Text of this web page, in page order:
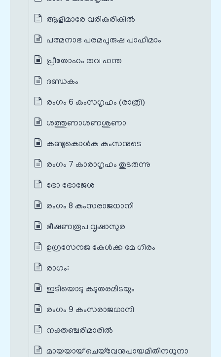
ആളിമാരേ വരികരികിൽ
പത്മനാഭ പരമപുരുഷ പാഹിമാം
പ്രീതോഹം തവ ഹന്ത
ദണ്ഡകം
രംഗം 6 കംസഗൃഹം (രാത്രി)
ശത്തുണാശണശുണാ
കണ്ടുകൊൾക കംസനുടെ
രംഗം 7 കാരാഗൃഹം തുടരുന്നു
ഭോ ഭോജേശ
രംഗം 8 കംസരാജധാനി
ഭീഷണരൂപ വൃഷാസുര
ഉഗ്രസേനജ കേൾക്ക മേ ഗിരം
രാഗം:
ഇടിയൊടു കടുതരമിടയും
രംഗം 9 കംസരാജധാനി
നക്തഞ്ചരിമാരിൽ
മായയായ് ചെയ്‌വേനുപായമിതിനധുനാ